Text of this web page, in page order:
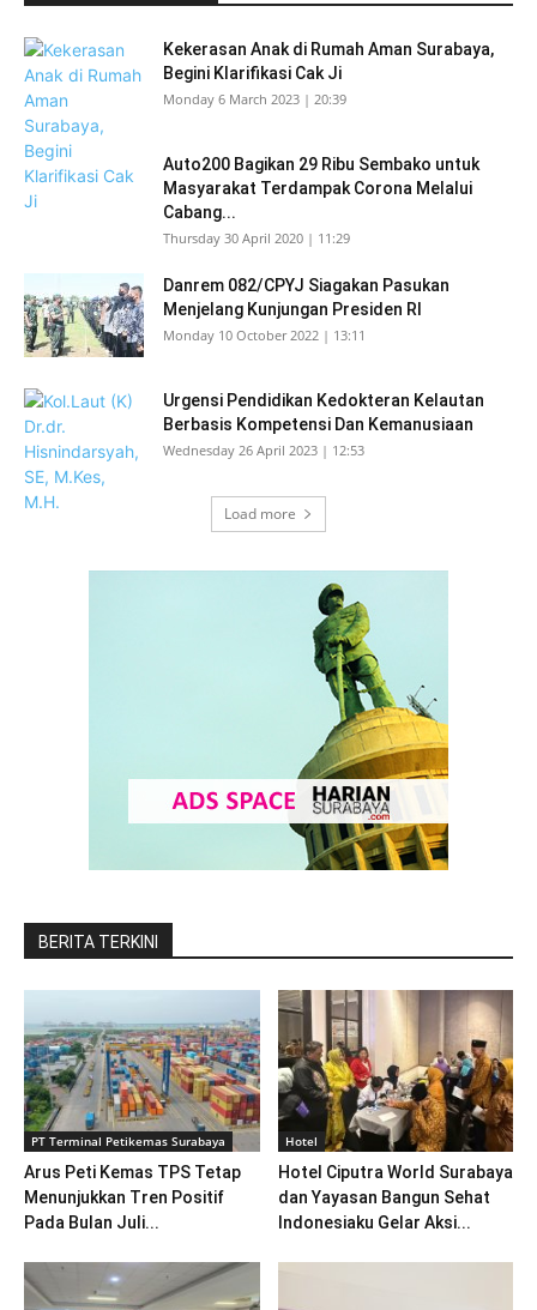
Kekerasan Anak di Rumah Aman Surabaya,
Begini Klarifikasi Cak Ji
Monday 6 March 2023 | 20:39
Auto200 Bagikan 29 Ribu Sembako untuk
Masyarakat Terdampak Corona Melalui
Cabang...
Thursday 30 April 2020 | 11:29
Danrem 082/CPYJ Siagakan Pasukan
Menjelang Kunjungan Presiden RI
Monday 10 October 2022 | 13:11
Urgensi Pendidikan Kedokteran Kelautan
Berbasis Kompetensi Dan Kemanusiaan
Wednesday 26 April 2023 | 12:53
Load more
BERITA TERKINI
PT Terminal Petikemas Surabaya
Arus Peti Kemas TPS Tetap
Menunjukkan Tren Positif
Pada Bulan Juli...
Hotel
Hotel Ciputra World Surabaya
dan Yayasan Bangun Sehat
Indonesiaku Gelar Aksi...